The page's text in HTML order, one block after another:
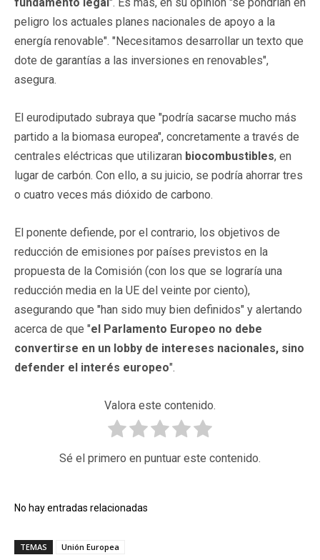
peligro los actuales planes nacionales de apoyo a la
energía renovable". "Necesitamos desarrollar un texto que
dote de garantías a las inversiones en renovables",
asegura.
El eurodiputado subraya que "podría sacarse mucho más
partido a la biomasa europea", concretamente a través de
centrales eléctricas que utilizaran biocombustibles, en
lugar de carbón. Con ello, a su juicio, se podría ahorrar tres
o cuatro veces más dióxido de carbono.
El ponente defiende, por el contrario, los objetivos de
reducción de emisiones por países previstos en la
propuesta de la Comisión (con los que se lograría una
reducción media en la UE del veinte por ciento),
asegurando que "han sido muy bien definidos" y alertando
acerca de que "el Parlamento Europeo no debe
convertirse en un lobby de intereses nacionales, sino
defender el interés europeo".
Valora este contenido.
Sé el primero en puntuar este contenido.
No hay entradas relacionadas
TEMAS Unión Europea